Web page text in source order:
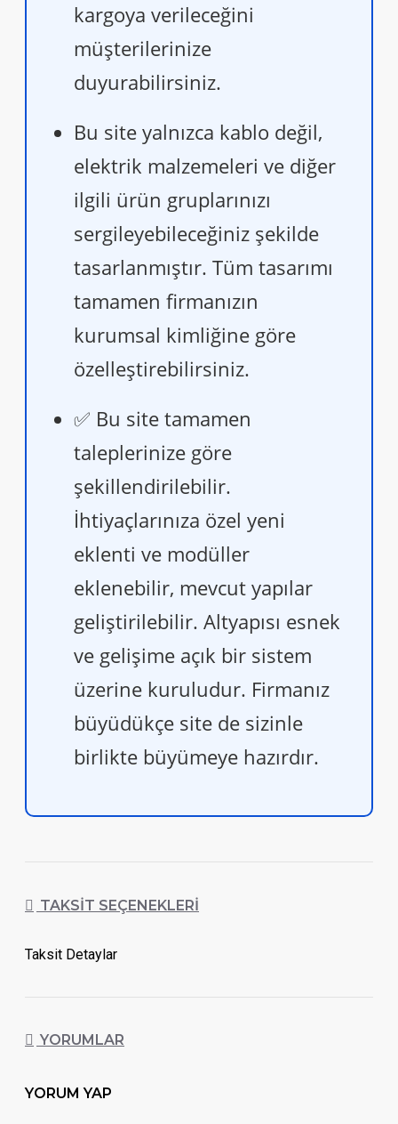
kargoya verileceğini
müşterilerinize
duyurabilirsiniz.
Bu site yalnızca kablo değil,
elektrik malzemeleri ve diğer
ilgili ürün gruplarınızı
sergileyebileceğiniz şekilde
tasarlanmıştır. Tüm tasarımı
tamamen firmanızın
kurumsal kimliğine göre
özelleştirebilirsiniz.
✅ Bu site tamamen
taleplerinize göre
şekillendirilebilir.
İhtiyaçlarınıza özel yeni
eklenti ve modüller
eklenebilir, mevcut yapılar
geliştirilebilir. Altyapısı esnek
ve gelişime açık bir sistem
üzerine kuruludur. Firmanız
büyüdükçe site de sizinle
birlikte büyümeye hazırdır.
TAKSIT SEÇENEKLERI
Taksit Detaylar
YORUMLAR
YORUM YAP